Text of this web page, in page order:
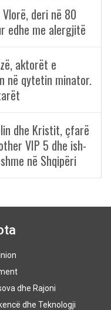
deri në 80
edhe me alergjitë
aktorët e
në qytetin minator.
dhe Kristit, çfarë
VIP 5 dhe ish-
në Shqipëri
dhe Rajoni
dhe Teknologji